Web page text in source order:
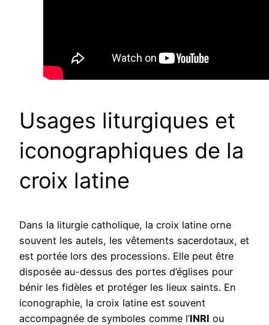
Usages liturgiques et
iconographiques de la
croix latine
Dans la liturgie catholique, la croix latine orne
souvent les autels, les vêtements sacerdotaux, et
est portée lors des processions. Elle peut être
disposée au-dessus des portes d’églises pour
bénir les fidèles et protéger les lieux saints. En
iconographie, la croix latine est souvent
accompagnée de symboles comme l’INRI ou